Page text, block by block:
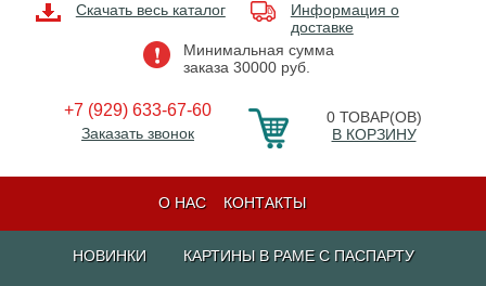
Скачать весь каталог
Информация о
доставке
Минимальная сумма
заказа 30000 руб.
+7 (929) 633-67-60
Заказать звонок
0ТОВАР(ОВ)
В КОРЗИНУ
О НАС КОНТАКТЫ
НОВИНКИ КАРТИНЫ В РАМЕ С ПАСПАРТУ